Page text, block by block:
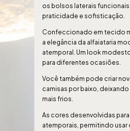
os bolsos laterais
praticidade e sofisticação.
Confeccionado em tecido
a elegância da alfaiataria
atemporal. Um look
para diferentes ocasiões.
Você também pode criar
camisas por baixo,
mais frios.
As cores desenvolvidas
atemporais, permitindo